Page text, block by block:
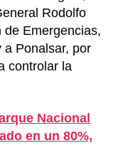
Rodolfo
de Emergencias,
a Ponalsar, por
controlar la
Nacional
en un 80%,